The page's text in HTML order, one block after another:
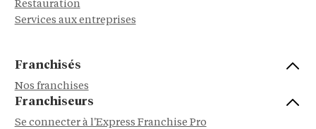
Restauration
Services aux entreprises
Franchisés
Nos franchises
Franchiseurs
Se connecter à l'Express Franchise Pro